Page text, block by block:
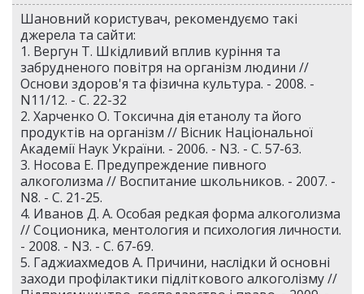
Шановний користувач, рекомендуємо такі
джерела та сайти:
1. Вергун Т. Шкідливий вплив куріння та
забрудненого повітря на організм людини //
Основи здоров'я та фізична культура. - 2008. -
N11/12. - С. 22-32
2. Харченко О. Токсична дія етанолу та його
продуктів на організм // Вісник Національної
Академії Наук України. - 2006. - N3. - С. 57-63.
3. Носова Е. Предупреждение пивного
алкоголизма // Воспитание школьников. - 2007. -
N8. - С. 21-25.
4. Иванов Д. А. Особая редкая форма алкоголизма
// Соционика, ментология и психология личности.
- 2008. - N3. - С. 67-69.
5. Гаджиахмедов А. Причини, наслідки й основні
заходи профілактики підліткового алкоголізму //